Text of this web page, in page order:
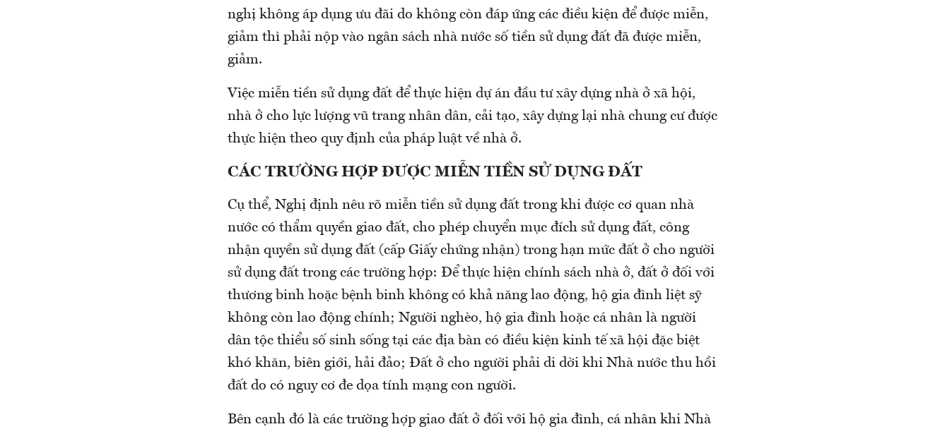
nghị không áp dụng ưu đãi do không còn đáp ứng các điều kiện để được miễn,
giảm thì phải nộp vào ngân sách nhà nước số tiền sử dụng đất đã được miễn,
giảm.
Việc miễn tiền sử dụng đất để thực hiện dự án đầu tư xây dựng nhà ở xã hội,
nhà ở cho lực lượng vũ trang nhân dân, cải tạo, xây dựng lại nhà chung cư được
thực hiện theo quy định của pháp luật về nhà ở.
CÁC TRƯỜNG HỢP ĐƯỢC MIỄN TIỀN SỬ DỤNG ĐẤT
Cụ thể, Nghị định nêu rõ miễn tiền sử dụng đất trong khi được cơ quan nhà
nước có thẩm quyền giao đất, cho phép chuyển mục đích sử dụng đất, công
nhận quyền sử dụng đất (cấp Giấy chứng nhận) trong hạn mức đất ở cho người
sử dụng đất trong các trường hợp: Để thực hiện chính sách nhà ở, đất ở đối với
thương binh hoặc bệnh binh không có khả năng lao động, hộ gia đình liệt sỹ
không còn lao động chính; Người nghèo, hộ gia đình hoặc cá nhân là người
dân tộc thiểu số sinh sống tại các địa bàn có điều kiện kinh tế xã hội đặc biệt
khó khăn, biên giới, hải đảo; Đất ở cho người phải di dời khi Nhà nước thu hồi
đất do có nguy cơ đe dọa tính mạng con người.
Bên cạnh đó là các trường hợp giao đất ở đối với hộ gia đình, cá nhân khi Nhà